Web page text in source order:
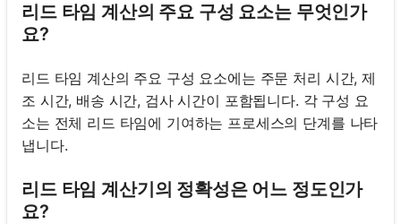
리드 타임 계산의 주요 구성 요소는 무엇인가
요?
리드 타임 계산의 주요 구성 요소에는 주문 처리 시간, 제
조 시간, 배송 시간, 검사 시간이 포함됩니다. 각 구성 요
소는 전체 리드 타임에 기여하는 프로세스의 단계를 나타
냅니다.
리드 타임 계산기의 정확성은 어느 정도인가
요?